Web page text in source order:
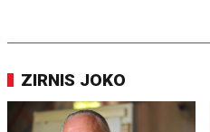
ZIRNIS JOKO